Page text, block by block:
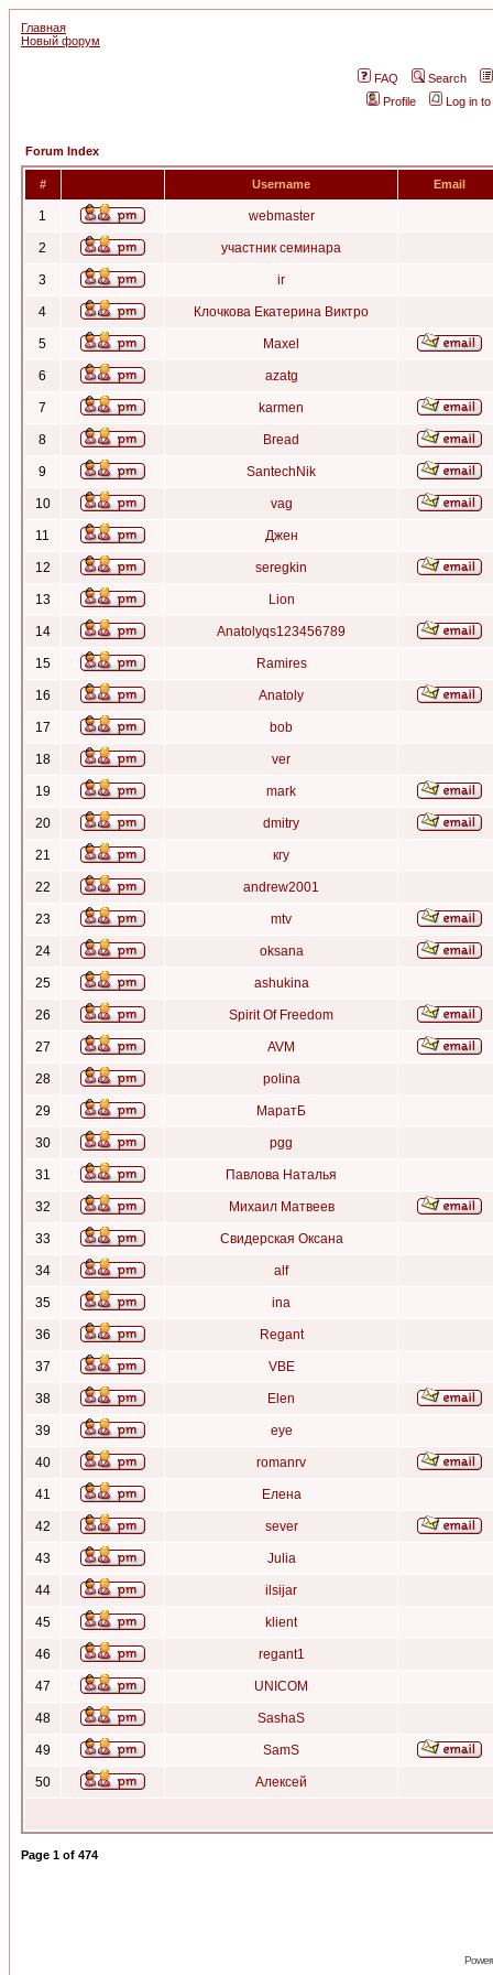
Главная
Новый форум
FAQ
Search
Profile
Log in
Forum Index
# Username Email
1 webmaster
2 участник семинара
3 ir
4 Клочкова Екатерина Виктро
5 Maxel
6 azatg
7 karmen
8 Bread
9 SantechNik
10 vag
11 Джен
12 seregkin
13 Lion
14 Anatolyqs123456789
15 Ramires
16 Anatoly
17 bob
18 ver
19 mark
20 dmitry
21 кгу
22 andrew2001
23 mtv
24 oksana
25 ashukina
26 Spirit Of Freedom
27 AVM
28 polina
29 МаратБ
30 pgg
31 Павлова Наталья
32 Михаил Матвеев
33 Свидерская Оксана
34 alf
35 ina
36 Regant
37 VBE
38 Elen
39 eye
40 romanrv
41 Елена
42 sever
43 Julia
44 ilsijar
45 klient
46 regant1
47 UNICOM
48 SashaS
49 SamS
50 Алексей
Page 1 of 474